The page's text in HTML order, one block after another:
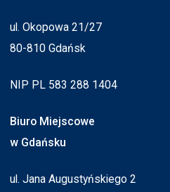
ul. Okopowa 21/27
80-810 Gdańsk
NIP PL 583 288 1404
Biuro Miejscowe
w Gdańsku
ul. Jana Augustyńskiego 2